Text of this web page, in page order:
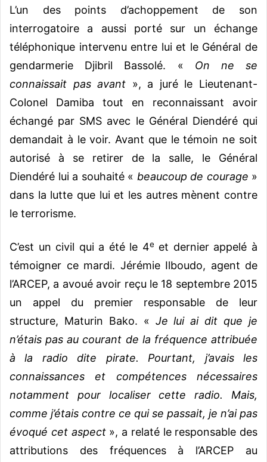
L’un des points d’achoppement de son
interrogatoire a aussi porté sur un échange
téléphonique intervenu entre lui et le Général de
gendarmerie Djibril Bassolé. « On ne se
connaissait pas avant », a juré le Lieutenant-
Colonel Damiba tout en reconnaissant avoir
échangé par SMS avec le Général Diendéré qui
demandait à le voir. Avant que le témoin ne soit
autorisé à se retirer de la salle, le Général
Diendéré lui a souhaité « beaucoup de courage »
dans la lutte que lui et les autres mènent contre
le terrorisme.
C’est un civil qui a été le 4eet dernier appelé à
témoigner ce mardi. Jérémie Ilboudo, agent de
l’ARCEP, a avoué avoir reçu le 18 septembre 2015
un appel du premier responsable de leur
structure, Maturin Bako. « Je lui ai dit que je
n’étais pas au courant de la fréquence attribuée
à la radio dite pirate. Pourtant, j’avais les
connaissances et compétences nécessaires
notamment pour localiser cette radio. Mais,
comme j’étais contre ce qui se passait, je n’ai pas
évoqué cet aspect», a relaté le responsable des
attributions des fréquences à l’ARCEP au